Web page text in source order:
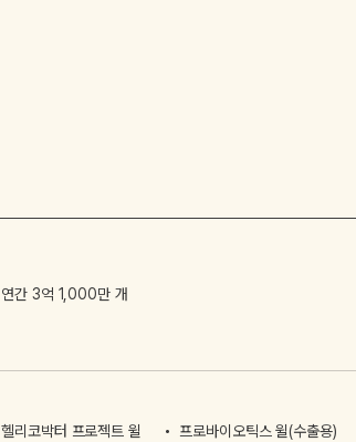
연간 3억 1,000만 개
헬리코박터 프로젝트 윌
프로바이오틱스 윌(수출용)